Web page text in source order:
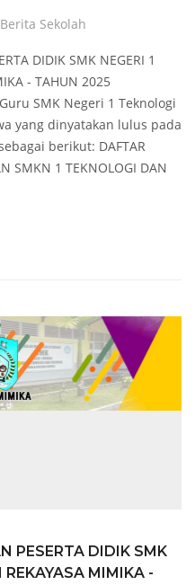
Berita Sekolah
DIDIK SMK NEGERI 1
- TAHUN 2025
SMK Negeri 1 Teknologi
yang dinyatakan lulus pada
berikut: DAFTAR
SMKN 1 TEKNOLOGI DAN
PESERTA DIDIK SMK
REKAYASA MIMIKA -